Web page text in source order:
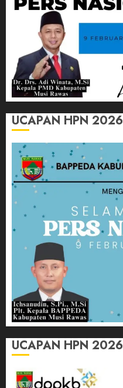
UCAPAN HPN 2026
UCAPAN HPN 2026